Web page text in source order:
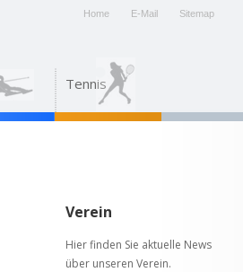
Home E-Mail Sitemap
Tennis
Verein
Hier finden Sie aktuelle News
über unseren Verein.